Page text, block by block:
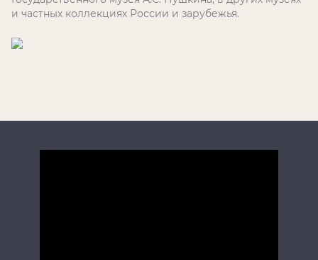
и частных коллекциях России и зарубежья.